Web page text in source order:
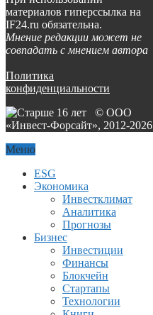
материалов гиперссылка на
IF24.ru обязательна.
Мнение редакции может не
совпадать с мнением автора
Политика
конфиденциальности
© ООО
«Инвест-Форсайт», 2012-2026
Меню
ESG
Экономика
Инвестклимат
Аналитика
Прогнозы
Бизнес
Инвестиции
Финансы
Блокчейн
Стартапы
Технологии